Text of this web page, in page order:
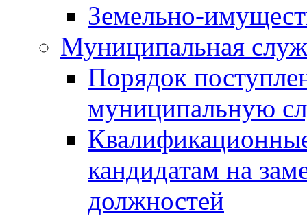
Земельно-
Муниципальная
Порядок
муниципальную
кандидатам на
должностей